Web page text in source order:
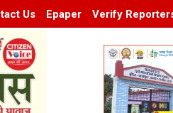
Us Epaper Verify